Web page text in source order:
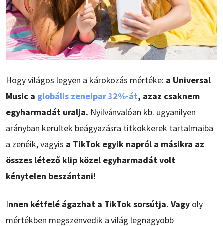
Hogy világos legyen a károkozás mértéke: a Universal
Music a globális zeneipar 32%-át, azaz csaknem
egyharmadát uralja. Nyilvánvalóan kb. ugyanilyen
arányban kerültek beágyazásra titkokkerek tartalmaiba
a zenéik, vagyis a TikTok egyik napról a másikra az
összes létező klip közel egyharmadát volt
kénytelen beszántani!
Innen kétfelé ágazhat a TikTok sorsútja. Vagy oly
mértékben megszenvedik a világ legnagyobb